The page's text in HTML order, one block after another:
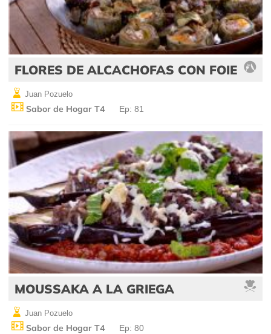
FLORES DE ALCACHOFAS CON FOIE
Juan Pozuelo
Sabor de Hogar T4 Ep: 81
MOUSSAKA A LA GRIEGA
Juan Pozuelo
Sabor de Hogar T4 Ep: 80